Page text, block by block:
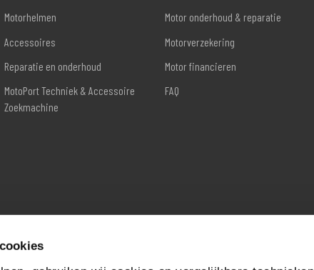
Motorhelmen
Accessoires
Reparatie en onderhoud
MotoPort Techniek & Accessoire
Zoekmachine
Motor onderhoud & reparatie
Motorverzekering
Motor financieren
FAQ